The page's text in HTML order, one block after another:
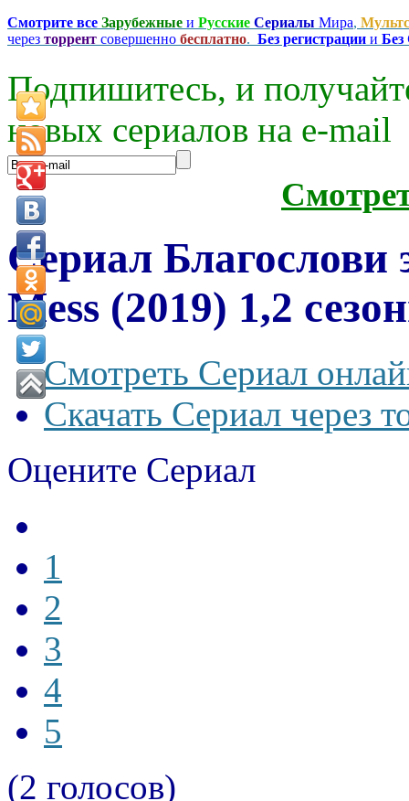
Смотрите все Зарубежные и Русские Сериалы Мира,
через торрент совершенно бесплатно. Без регистрации и
Подпишитесь, и
новых сериалов на e-mаil
Сериал Благослови
Mess (2019) 1,2
Смотреть Сериал
Скачать Сериал через
Оцените Сериал
1
2
3
4
5
(2 голосов)